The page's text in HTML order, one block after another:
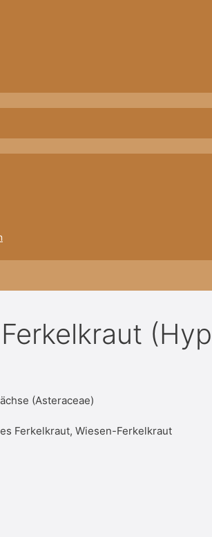
(Asteraceae)
Ferkelkraut, Wiesen-Ferkelkraut